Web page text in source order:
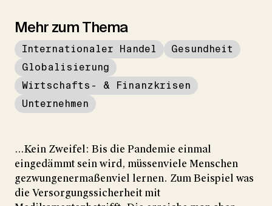
Mehr zum Thema
Internationaler Handel
Gesundheit
Globalisierung
Wirtschafts- & Finanzkrisen
Unternehmen
...Kein Zweifel: Bis die Pandemie einmal
eingedämmt sein wird, müssenviele Menschen
gezwungenermaßenviel lernen. Zum Beispiel was
die Versorgungssicherheit mit